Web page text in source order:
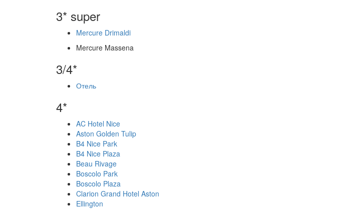
3* super
Mercure Drimaldi
Mercure Massena
3/4*
Отель
4*
AC Hotel Nice
Aston Golden Tulip
B4 Nice Park
B4 Nice Plaza
Beau Rivage
Boscolo Park
Boscolo Plaza
Clarion Grand Hotel Aston
Ellington